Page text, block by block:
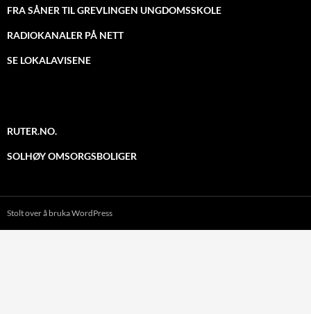
FRA SÅNER TIL GREVLINGEN UNGDOMSSKOLE
RADIOKANALER PÅ NETT
SE LOKALAVISENE
RUTER.NO.
SOLHØY OMSORGSBOLIGER
Stolt over å bruka WordPress